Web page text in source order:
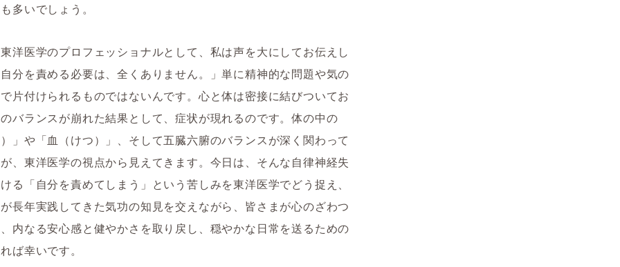
多いでしょう。
洋医学のプロフェッショナルとして、私は声を大にしてお伝えし
分を責める必要は、全くありません。」単に精神的な問題や気の
片付けられるものではないんです。心と体は密接に結びついてお
バランスが崩れた結果として、症状が現れるのです。体の中の
」や「血（けつ）」、そして五臓六腑のバランスが深く関わって
、東洋医学の視点から見えてきます。今日は、そんな自律神経失
る「自分を責めてしまう」という苦しみを東洋医学でどう捉え、
長年実践してきた気功の知見を交えながら、皆さまが心のざわつ
内なる安心感と健やかさを取り戻し、穏やかな日常を送るための
ば幸いです。